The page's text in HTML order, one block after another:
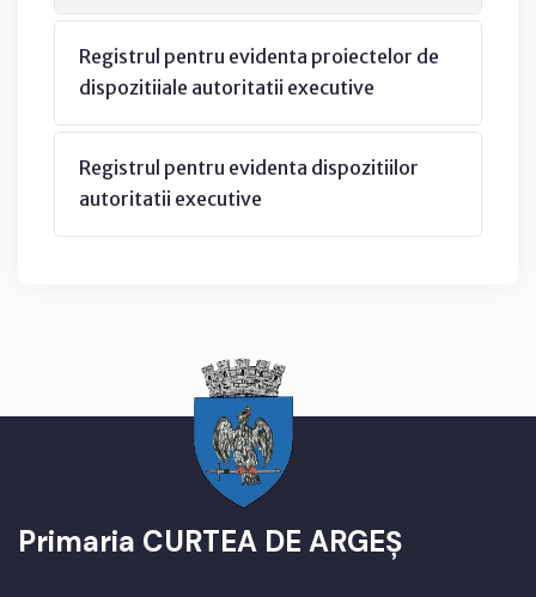
Registrul pentru evidenta proiectelor de
dispozitiiale autoritatii executive
Registrul pentru evidenta dispozitiilor
autoritatii executive
Primaria CURTEA DE ARGEȘ